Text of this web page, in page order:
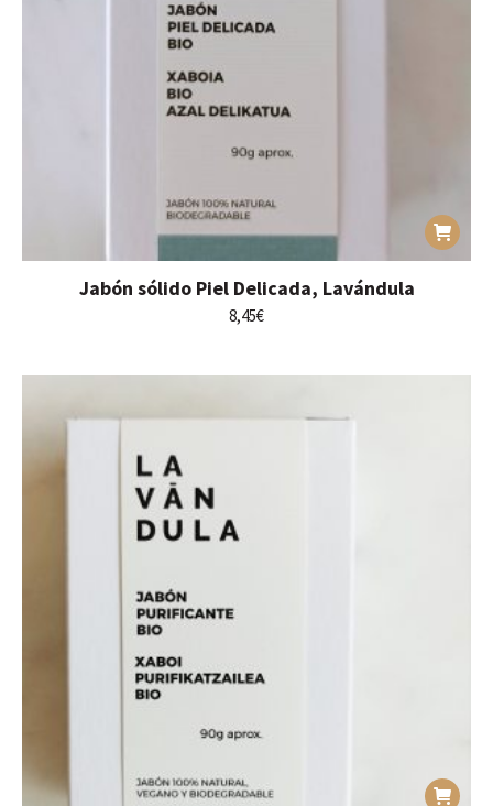
Jabón sólido Piel Delicada, Lavándula
8,45€